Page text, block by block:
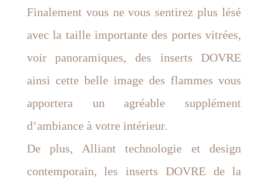
Finalement vous ne vous sentirez plus lésé
avec la taille importante des portes vitrées,
voir panoramiques, des inserts DOVRE
ainsi cette belle image des flammes vous
apportera un agréable supplément
d’ambiance à votre intérieur.
De plus, Alliant technologie et design
contemporain, les inserts DOVRE de la